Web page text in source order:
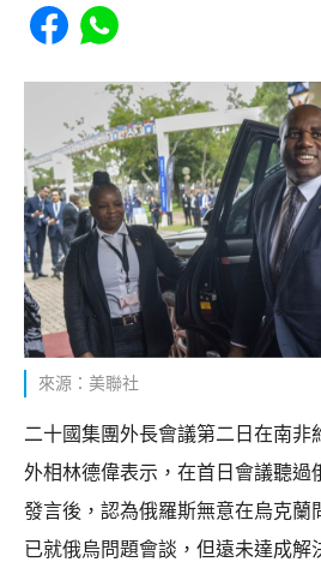
Share to Facebook
Share to WhatsApp
來源：美聯社
二十國集團外長會議第二日在南非
外相林德偉表示，在首日會議聽過
發言後，認為俄羅斯無意在烏克蘭
已就俄烏問題會談，但遠未達成解